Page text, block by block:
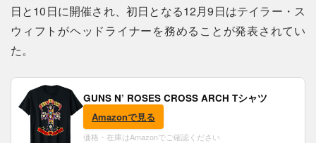
日と10日に開催され、初日となる12月9日はテイラー・ス
ウィフトがヘッドライナーを務めることが発表されてい
た。
GUNS N’ ROSES CROSS ARCH Tシャツ
Amazonで見る
価格・在庫はAmazonでご確認ください